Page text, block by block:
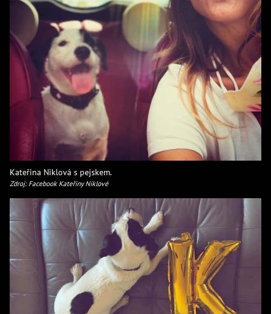
Kateřina Niklová s pejskem.
Zdroj: Facebook Kateřiny Niklové